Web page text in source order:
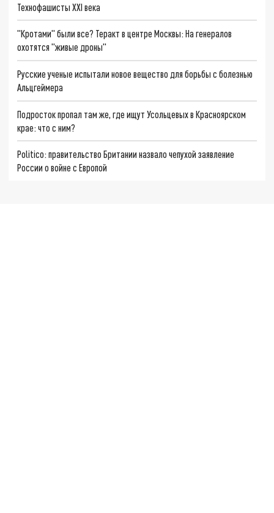
Технофашисты XXI века
"Кротами" были все? Теракт в центре Москвы: На генералов
охотятся "живые дроны"
Русские ученые испытали новое вещество для борьбы с болезнью
Альцгеймера
Подросток пропал там же, где ищут Усольцевых в Красноярском
крае: что с ним?
Politico: правительство Британии назвало чепухой заявление
России о войне с Европой